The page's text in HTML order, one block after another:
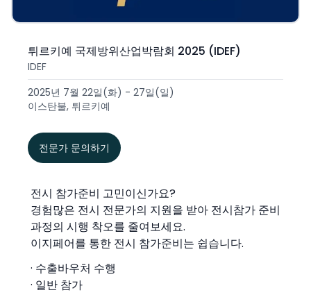
튀르키예 국제방위산업박람회 2025 (IDEF)
IDEF
2025년 7월 22일(화) - 27일(일)
이스탄불, 튀르키예
전문가 문의하기
전시 참가준비 고민이신가요?
경험많은 전시 전문가의 지원을 받아 전시참가 준비
과정의 시행 착오를 줄여보세요.
이지페어를 통한 전시 참가준비는 쉽습니다.
· 수출바우처 수행
· 일반 참가